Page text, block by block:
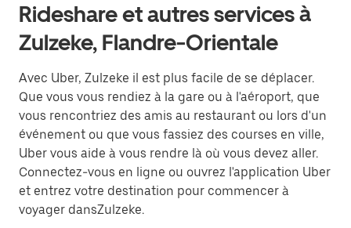
Rideshare et autres services à
Zulzeke, Flandre-Orientale
Avec Uber, Zulzeke il est plus facile de se déplacer.
Que vous vous rendiez à la gare ou à l'aéroport, que
vous rencontriez des amis au restaurant ou lors d'un
événement ou que vous fassiez des courses en ville,
Uber vous aide à vous rendre là où vous devez aller.
Connectez-vous en ligne ou ouvrez l'application Uber
et entrez votre destination pour commencer à
voyager dansZulzeke.